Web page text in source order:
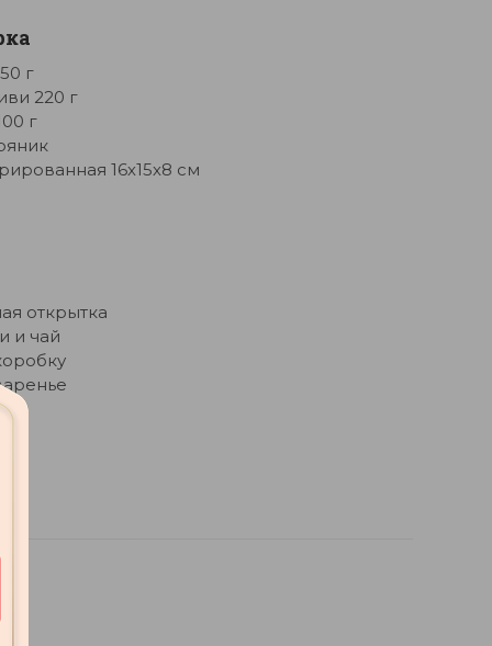
г
220 г
г
16х15х8 см
открытка
и чай